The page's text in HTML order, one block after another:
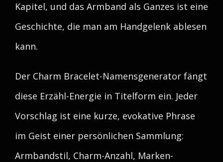
Kapitel, und das Armband als Ganzes ist eine
Geschichte, die man am Handgelenk ablesen
kann.
Der Charm Bracelet-Namensgenerator fängt
diese Erzähl-Energie in Titelform ein. Jeder
Vorschlag ist eine kurze, evokative Phrase
im Geist einer persönlichen Sammlung:
Armbandstil, Charm-Anzahl, Marken-